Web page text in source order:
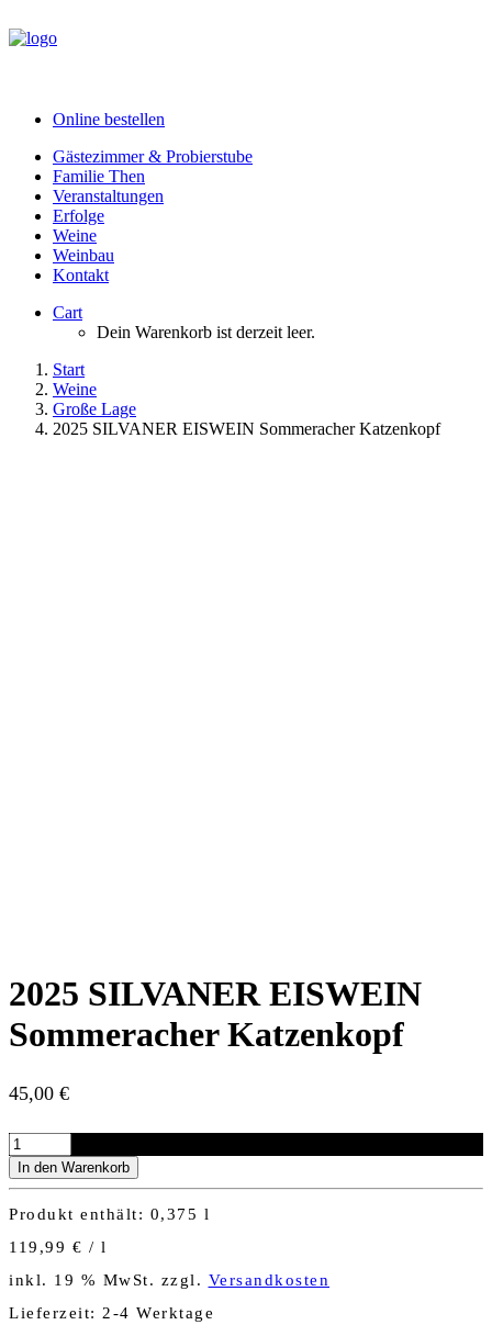
Online bestellen
Gästezimmer & Probierstube
Familie Then
Veranstaltungen
Erfolge
Weine
Weinbau
Kontakt
Cart
Dein Warenkorb ist derzeit leer.
Start
Weine
Große Lage
2025 SILVANER EISWEIN Sommeracher Katzenkopf
2025 SILVANER EISWEIN
Sommeracher Katzenkopf
45,00 €
2025
SILVANER
EISWEIN
Katzenkopf
Menge
In den Warenkorb
Produkt enthält: 0,375 l
119,99 € / l
inkl. 19 % MwSt. zzgl. Versandkosten
Lieferzeit: 2-4 Werktage